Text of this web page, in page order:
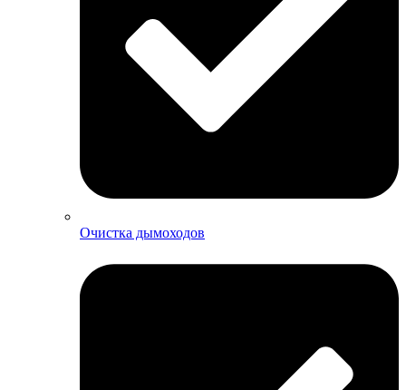
Очистка дымоходов